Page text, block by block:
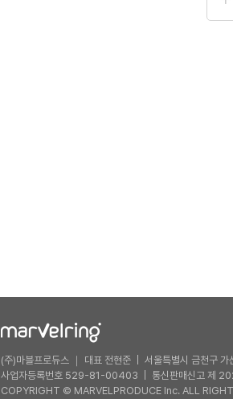
(주)마블프로듀스 ｜ 대표 전현준
서울특별시 금천구
사업자등록번호 529-81-00403
통신판매신고 제
COPYRIGHT © MARVELPRODUCE Inc. ALL